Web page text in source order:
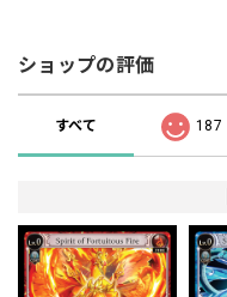
ショップの評価
すべて 187